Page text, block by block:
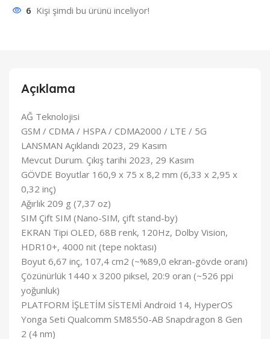
6 Kişi şimdi bu ürünü inceliyor!
Açıklama
AĞ Teknolojisi
GSM / CDMA / HSPA / CDMA2000 / LTE / 5G
LANSMAN Açıklandı 2023, 29 Kasım
Mevcut Durum. Çıkış tarihi 2023, 29 Kasım
GÖVDE Boyutlar 160,9 x 75 x 8,2 mm (6,33 x 2,95 x
0,32 inç)
Ağırlık 209 g (7,37 oz)
SIM Çift SIM (Nano-SIM, çift stand-by)
EKRAN Tipi OLED, 68B renk, 120Hz, Dolby Vision,
HDR10+, 4000 nit (tepe noktası)
Boyut 6,67 inç, 107,4 cm2 (~%89,0 ekran-gövde oranı)
Çözünürlük 1440 x 3200 piksel, 20:9 oran (~526 ppi
yoğunluk)
PLATFORM İŞLETİM SİSTEMİ Android 14, HyperOS
Yonga Seti Qualcomm SM8550-AB Snapdragon 8 Gen
2 (4 nm)